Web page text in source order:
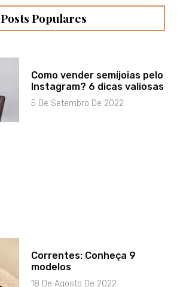
Posts Populares
Como vender semijoias pelo
Instagram? 6 dicas valiosas
5 De Setembro De 2022
Correntes: Conheça 9
modelos
18 De Agosto De 2022